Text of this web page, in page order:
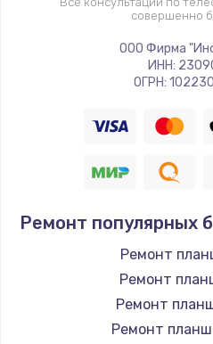
Замена
690
Замена
490
Защита
1290
совершенно
ООО Фирма
ИНН:
ОГРН:
Ремонт популярных
Ремонт
Ремонт
Ремонт
Ремонт